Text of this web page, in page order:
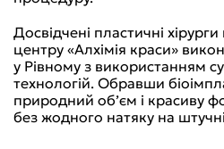
Досвідчені пластичні
центру «Алхімія краси»
у Рівному з використанням
технологій. Обравши
природний об’єм і красиву
без жодного натяку на